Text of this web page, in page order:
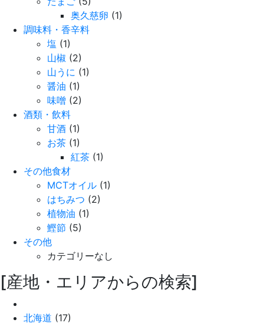
奥久慈卵 (1)
調味料・香辛料
塩 (1)
山椒 (2)
山うに (1)
醤油 (1)
味噌 (2)
酒類・飲料
甘酒 (1)
お茶 (1)
紅茶 (1)
その他食材
MCTオイル (1)
はちみつ (2)
植物油 (1)
鰹節 (5)
その他
カテゴリーなし
[産地・エリアからの検索]
北海道 (17)